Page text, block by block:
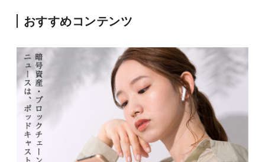
おすすめコンテンツ